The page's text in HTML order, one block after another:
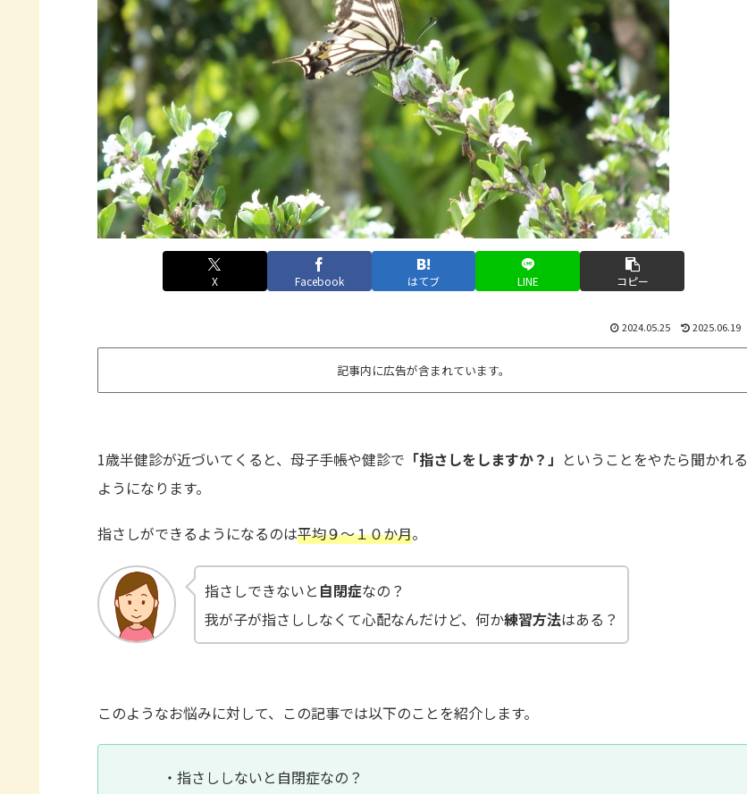
X Facebook はてブ LINE コピー
2024.05.25 2025.06.19
記事内に広告が含まれています。
1歳半健診が近づいてくると、母子手帳や健診で 「指さしをしますか？」 ということをやたら聞かれる
ようになります。
指さしができるようになるのは平均９～１０か月。
指さしできないと 自閉症なの？
我が子が指さししなくて心配なんだけど、何か練習方法はある？
このようなお悩みに対して、この記事では以下のことを紹介します。
・指さししないと自閉症なの？